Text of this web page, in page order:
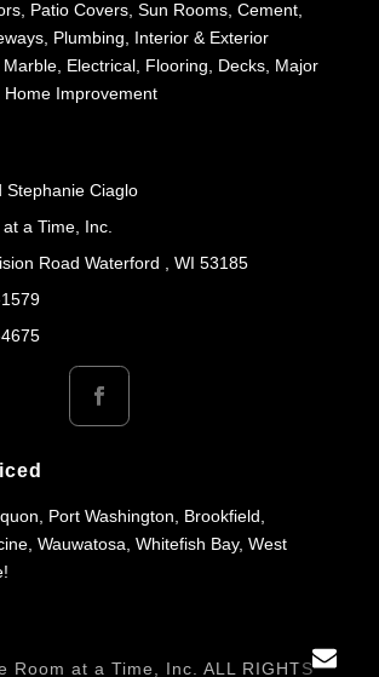
Patio Covers, Sun Rooms, Cement,
Plumbing, Interior & Exterior
Marble, Electrical, Flooring, Decks, Major
Home Improvement
Stephanie Ciaglo
a Time, Inc.
Road Waterford , WI 53185
Port Washington, Brookfield,
Wauwatosa, Whitefish Bay, West
Room at a Time, Inc. ALL RIGHTS